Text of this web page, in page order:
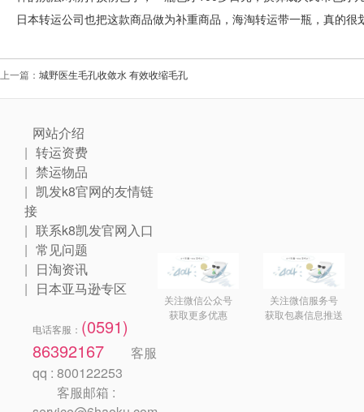
日本转运公司也把这款商品做为补重商品，海淘转运带一瓶，真的很
上一篇： 城野医生毛孔收敛水 有效收缩毛孔
网站介绍
转运资费
禁运物品
凯发k8官网的友情链
接
联系k8凯发官网入口
常见问题
日淘资讯
日本亚马逊专区
电话客服： (0591)
86392167
客服
qq : 800122253
客服邮箱 :
关注微信公众号
获取更多优惠
关注微信服务号
获取包裹信息推送